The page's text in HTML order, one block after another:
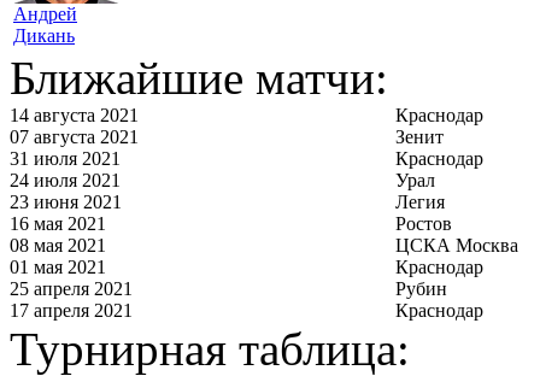
Андрей
Дикань
Ближайшие матчи:
14 августа 2021
Краснодар
07 августа 2021
Зенит
31 июля 2021
Краснодар
24 июля 2021
Урал
23 июня 2021
Легия
16 мая 2021
Ростов
08 мая 2021
ЦСКА Москва
01 мая 2021
Краснодар
25 апреля 2021
Рубин
17 апреля 2021
Краснодар
Турнирная таблица: